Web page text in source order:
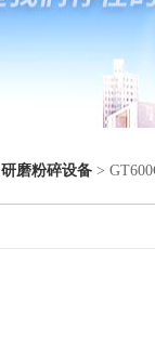
研磨粉碎设备 >